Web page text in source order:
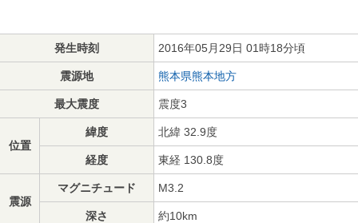
発生時刻 2016年05月29日 01時18分頃
震源地 熊本県熊本地方
最大震度 震度3
位置
緯度 北緯 32.9度
経度 東経 130.8度
震源
マグニチュード M3.2
深さ 約10km